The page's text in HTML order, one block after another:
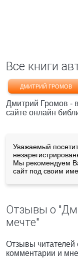
Все книги
ДМИТРИЙ ГРОМОВ
Дмитрий Громов -
сайте онлайн
Уважаемый
Мы рекомендуем
сайт под своим
Отзывы о
мечте"
Отзывы читателей
комментарии и